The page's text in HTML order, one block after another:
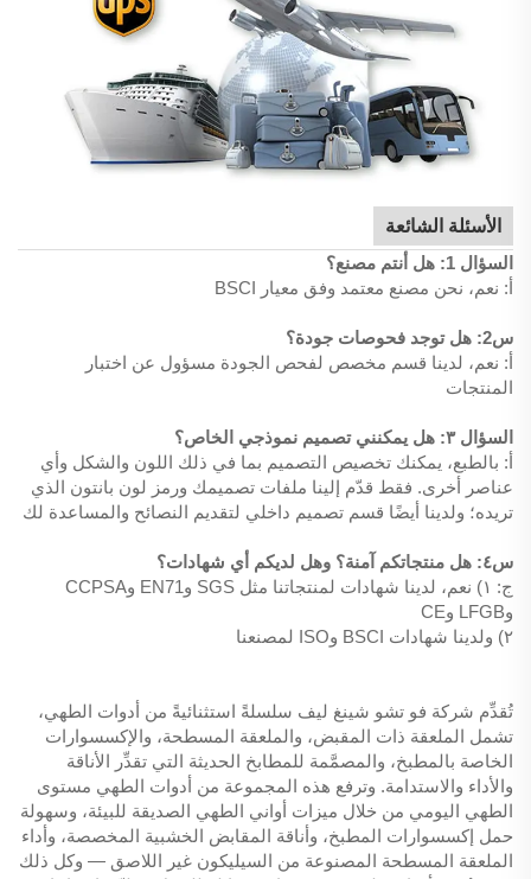
الأسئلة الشائعة
السؤال 1: هل أنتم مصنع؟
أ: نعم، نحن مصنع معتمد وفق معيار BSCI
س2: هل توجد فحوصات جودة؟
أ: نعم، لدينا قسم مخصص لفحص الجودة مسؤول عن اختبار
المنتجات
السؤال ٣: هل يمكنني تصميم نموذجي الخاص؟
أ: بالطبع، يمكنك تخصيص التصميم بما في ذلك اللون والشكل وأي
عناصر أخرى. فقط قدّم إلينا ملفات تصميمك ورمز لون بانتون الذي
تريده؛ ولدينا أيضًا قسم تصميم داخلي لتقديم النصائح والمساعدة لك
س٤: هل منتجاتكم آمنة؟ وهل لديكم أي شهادات؟
ج: ١) نعم، لدينا شهادات لمنتجاتنا مثل SGS وEN71 وCCPSA
وLFGB وCE
٢) ولدينا شهادات BSCI وISO لمصنعنا
تُقدِّم شركة فو تشو شينغ ليف سلسلةً استثنائيةً من أدوات الطهي،
تشمل الملعقة ذات المقبض، والملعقة المسطحة، والإكسسوارات
الخاصة بالمطبخ، والمصمَّمة للمطابخ الحديثة التي تقدِّر الأناقة
والأداء والاستدامة. وترفع هذه المجموعة من أدوات الطهي مستوى
الطهي اليومي من خلال ميزات أواني الطهي الصديقة للبيئة، وسهولة
حمل إكسسوارات المطبخ، وأناقة المقابض الخشبية المخصصة، وأداء
الملعقة المسطحة المصنوعة من السيليكون غير اللاصق — وكل ذلك